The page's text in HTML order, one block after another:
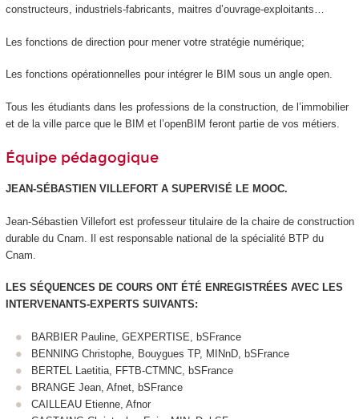
constructeurs, industriels-fabricants, maitres d’ouvrage-exploitants…
Les fonctions de direction pour mener votre stratégie numérique;
Les fonctions opérationnelles pour intégrer le BIM sous un angle open.
Tous les étudiants dans les professions de la construction, de l’immobilier
et de la ville parce que le BIM et l’openBIM feront partie de vos métiers.
Équipe pédagogique
JEAN-SÉBASTIEN VILLEFORT A SUPERVISÉ LE MOOC.
Jean-Sébastien Villefort est professeur titulaire de la chaire de construction
durable du Cnam. Il est responsable national de la spécialité BTP du
Cnam.
LES SÉQUENCES DE COURS ONT ÉTÉ ENREGISTRÉES AVEC LES
INTERVENANTS-EXPERTS SUIVANTS:
BARBIER Pauline, GEXPERTISE, bSFrance
BENNING Christophe, Bouygues TP, MINnD, bSFrance
BERTEL Laetitia, FFTB-CTMNC, bSFrance
BRANGE Jean, Afnet, bSFrance
CAILLEAU Etienne, Afnor